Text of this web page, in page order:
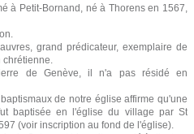
à Petit-Bornand, né à Thorens en 1567,
grand prédicateur, exemplaire de
chrétienne.
de Genève, il n'a pas résidé en
de notre église affirme qu'une
baptisée en l'église du village par St
(voir inscription au fond de l'église).